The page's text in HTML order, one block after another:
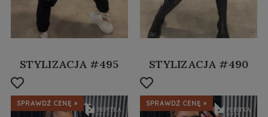
STYLIZACJA #495
SPRAWDŹ CENĘ »
STYLIZACJA #490
SPRAWDŹ CENĘ »